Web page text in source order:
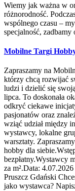
Wiemy jak ważna w
różnorodność.
wspólnego czasu –
specjalność, zadbamy
Mobilne Targi
Zapraszamy na
którzy chcą rozwijać
ludzi i dzielić się
lipca. To doskonała
odkryć ciekawe
pasjonatów oraz
wziąć udział między
wystawcy, lokalne
warsztaty.
hobby dla
bezpłatny.Wystawcy
za m².Data:
Pruszcz Gdański
jako wystawca?